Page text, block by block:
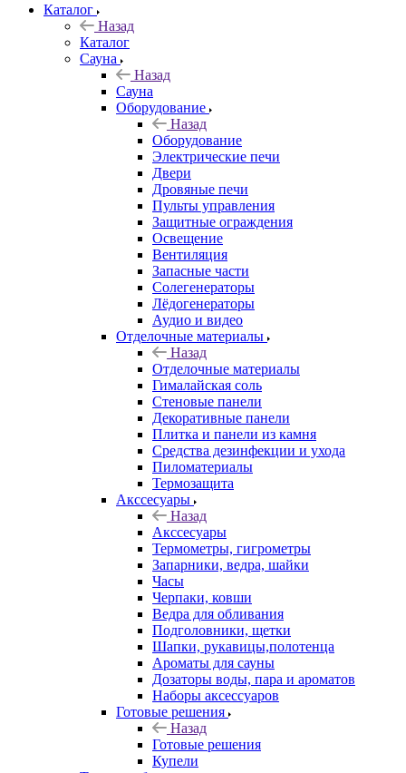
Каталог
Назад
Каталог
Сауна
Назад
Сауна
Оборудование
Назад
Оборудование
Электрические печи
Двери
Дровяные печи
Пульты управления
Защитные ограждения
Освещение
Вентиляция
Запасные части
Солегенераторы
Лёдогенераторы
Аудио и видео
Отделочные материалы
Назад
Отделочные материалы
Гималайская соль
Стеновые панели
Декоративные панели
Плитка и панели из камня
Средства дезинфекции и ухода
Пиломатериалы
Термозащита
Аксcесуары
Назад
Аксcесуары
Термометры, гигрометры
Запарники, ведра, шайки
Часы
Черпаки, ковши
Ведра для обливания
Подголовники, щетки
Шапки, рукавицы,полотенца
Ароматы для сауны
Дозаторы воды, пара и ароматов
Наборы аксессуаров
Готовые решения
Назад
Готовые решения
Купели